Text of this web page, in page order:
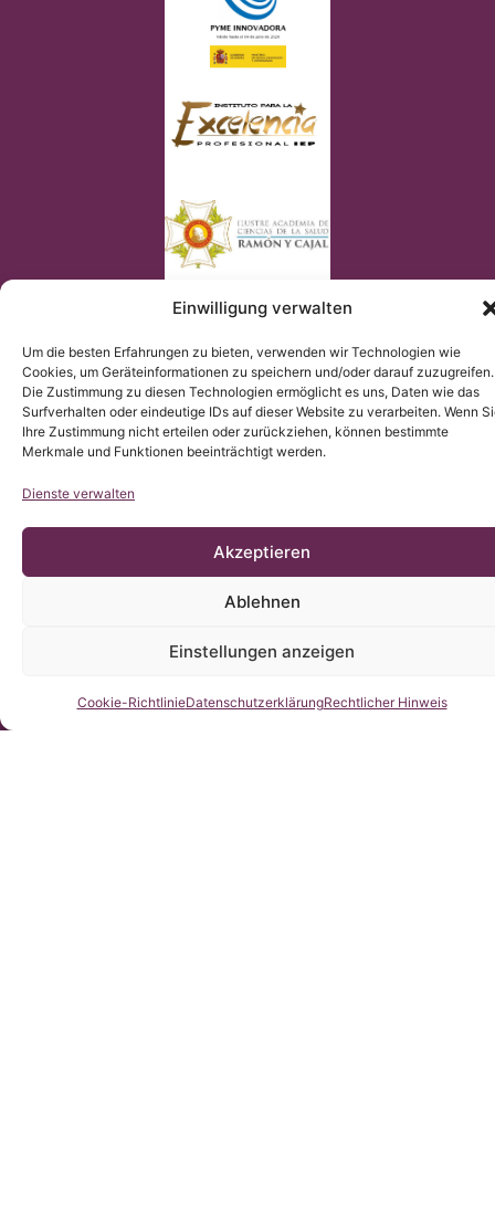
Einwilligung verwalten
Um die besten Erfahrungen zu bieten, verwenden wir Technologien wie
Cookies, um Geräteinformationen zu speichern und/oder darauf zuzugreifen.
Die Zustimmung zu diesen Technologien ermöglicht es uns, Daten wie das
Surfverhalten oder eindeutige IDs auf dieser Website zu verarbeiten. Wenn
Ihre Zustimmung nicht erteilen oder zurückziehen, können bestimmte
Merkmale und Funktionen beeinträchtigt werden.
Dienste verwalten
Akzeptieren
Ablehnen
Einstellungen anzeigen
Cookie-RichtlinieDatenschutzerklärungRechtlicher Hinweis
© Copyright Institut Chiari 2025
Das Institut Chiari & Siringomielia & Escoliosis de Barcelona
(ICSEB) erfüllt die EU Verordnung 2016/679 (DSGVO).
Der Inhalt dieser Webseite ist eine nicht-offizielle Übersetzung
der Originalinhaltes der spanischen Webseite; das Institut
Übersetzung zur Verfügung, um allen Nutzern der Webseite ein
besseres Verständnis zu ermöglichen.
Kontaktieren Sie uns